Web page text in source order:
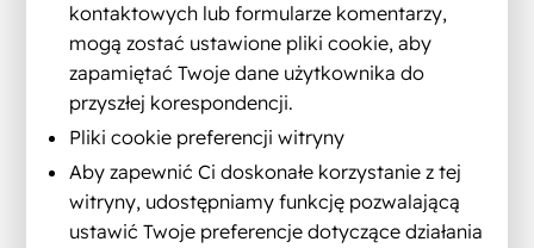
kontaktowych lub formularze komentarzy,
mogą zostać ustawione pliki cookie, aby
zapamiętać Twoje dane użytkownika do
przyszłej korespondencji.
Pliki cookie preferencji witryny
Aby zapewnić Ci doskonałe korzystanie z tej
witryny, udostępniamy funkcję pozwalającą
ustawić Twoje preferencje dotyczące działania